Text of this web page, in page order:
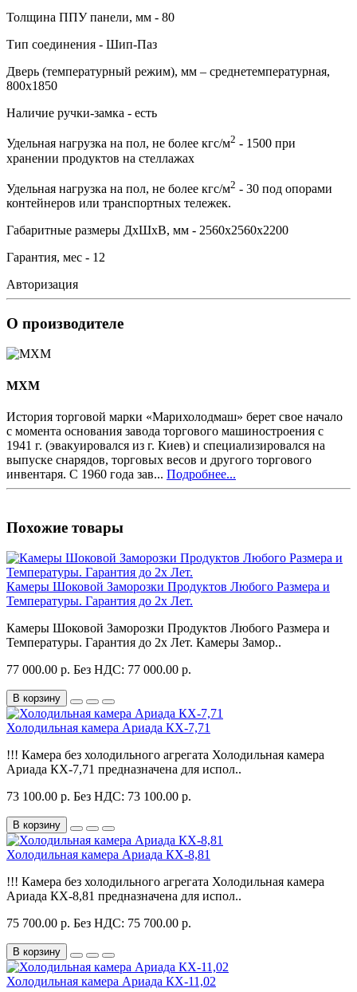
Толщина ППУ панели, мм - 80
Тип соединения - Шип-Паз
Дверь (температурный режим), мм – среднетемпературная,
800х1850
Наличие ручки-замка - есть
Удельная нагрузка на пол, не более кгс/м2 - 1500 при
хранении продуктов на стеллажах
Удельная нагрузка на пол, не более кгс/м2 - 30 под опорами
контейнеров или транспортных тележек.
Габаритные размеры ДхШхВ, мм - 2560х2560х2200
Гарантия, мес - 12
Авторизация
О производителе
MXM
История торговой марки «Марихолодмаш» берет свое начало
с момента основания завода торгового машиностроения с
1941 г. (эвакуировался из г. Киев) и специализировался на
выпуске снарядов, торговых весов и другого торгового
инвентаря. С 1960 года зав... Подробнее...
Похожие товары
Камеры Шоковой Заморозки Продуктов Любого Размера и
Температуры. Гарантия до 2х Лет.
Камеры Шоковой Заморозки Продуктов Любого Размера и
Температуры. Гарантия до 2х Лет. Камеры Замор..
77 000.00 р. Без НДС: 77 000.00 р.
В корзину
Холодильная камера Ариада КХ-7,71
!!! Камера без холодильного агрегата Холодильная камера
Ариада КХ-7,71 предназначена для испол..
73 100.00 р. Без НДС: 73 100.00 р.
В корзину
Холодильная камера Ариада КХ-8,81
!!! Камера без холодильного агрегата Холодильная камера
Ариада КХ-8,81 предназначена для испол..
75 700.00 р. Без НДС: 75 700.00 р.
В корзину
Холодильная камера Ариада КХ-11,02